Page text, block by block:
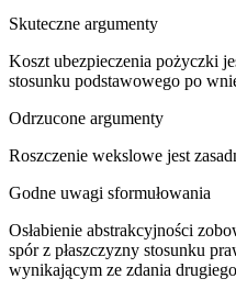
Skuteczne argumenty
Koszt ubezpieczenia pożyczki
stosunku podstawowego po
Odrzucone argumenty
Roszczenie wekslowe jest
Godne uwagi sformułowania
Osłabienie abstrakcyjności
spór z płaszczyzny stosunku
wynikającym ze zdania